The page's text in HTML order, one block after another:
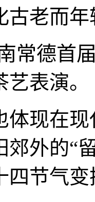
古老而
常德首
艺表演
在现
外的“
四节气变